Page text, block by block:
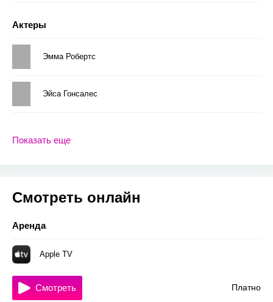
Актеры
Эмма Робертс
Эйса Гонсалес
Показать еще
Смотреть онлайн
Аренда
Apple TV
Платно
Смотреть